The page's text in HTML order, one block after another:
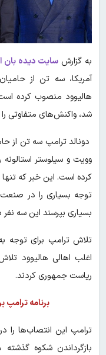
به گزارش سایت دیده بان
آمریکا، سه تن از
هالیوود منصوب کرده
شد، واکنش‌های متفاوتی
دونالد ترامپ سه تن از
وویت و سیلوستر
کرده است. این خبر که
توجه بسیاری را در
بسیاری بپرسند این سه
تلاش ترامپ برای توجه
اغلب اهالی هالیوود
ریاست جمهوری کردند.
برنامه ترامپ
ترامپ این انتصاب‌ها را
بازگرداندن شکوه